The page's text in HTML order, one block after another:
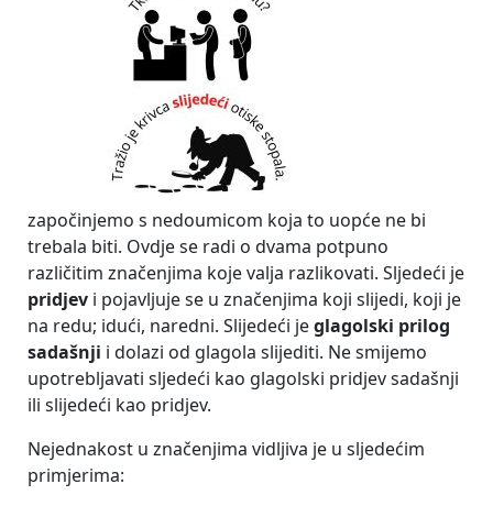
započinjemo s nedoumicom koja to uopće ne bi
trebala biti. Ovdje se radi o dvama potpuno
različitim značenjima koje valja razlikovati. Sljedeći je
pridjev i pojavljuje se u značenjima koji slijedi, koji je
na redu; idući, naredni. Slijedeći jeglagolski prilog
sadašnji i dolazi od glagola slijediti. Ne smijemo
upotrebljavati sljedeći kao glagolski pridjev sadašnji
ili slijedeći kao pridjev.
Nejednakost u značenjima vidljiva je u sljedećim
primjerima: